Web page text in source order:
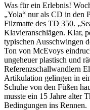
Was für ein Erlebnis!
„Yola“ nur als CD in den
Filzmatte des TD 350.
Klavieranschlägen. Klar,
typischen Ausschwingen
Ton von McEvoys
ungeheuer plastisch und
Referenzschallwandlern
Artikulation gelingen in
Schuhe von den Füßen
musste ein 15 Jahre alter
Bedingungen ins Rennen.